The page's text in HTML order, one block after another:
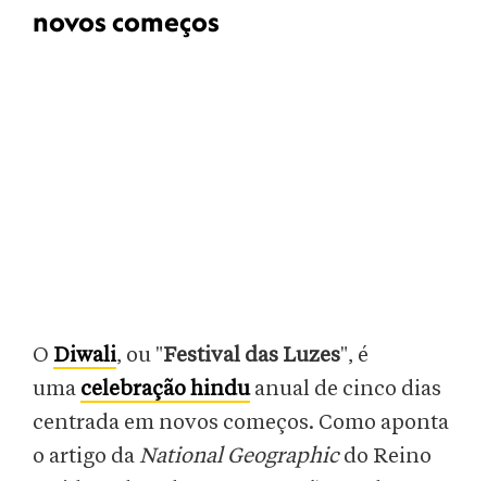
novos começos
O Diwali, ou "Festival das Luzes", é
uma celebração hinduanual de cinco dias
centrada em novos começos. Como aponta
o artigo daNational Geographicdo Reino